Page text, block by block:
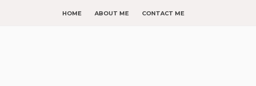
HOME ABOUT ME CONTACT ME